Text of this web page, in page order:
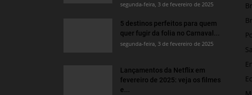
segunda-feira, 3 de fevereiro de 2025
5 destinos perfeitos para quem
quer fugir da folia no Carnaval...
segunda-feira, 3 de fevereiro de 2025
Lançamentos da Netflix em
fevereiro de 2025: veja os filmes
e...